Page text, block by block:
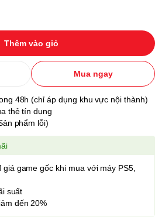
Thêm vào giỏ
Mua ngay
48h (chỉ áp dụng khu vực nội thành)
thẻ tín dụng
phẩm lỗi)
game gốc khi mua với máy PS5,
suất
đến 20%